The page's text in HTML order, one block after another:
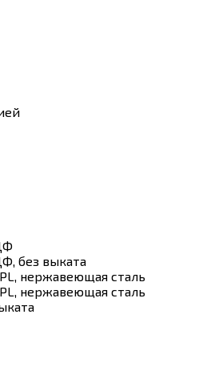
без выката
нержавеющая сталь
нержавеющая сталь